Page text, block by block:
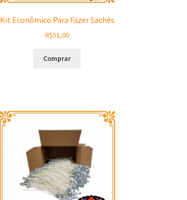
Kit Econômico Para Fazer Sachês
R$51,00
Comprar